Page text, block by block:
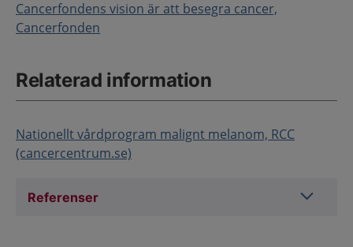
Cancerfondens vision är att besegra cancer,
Cancerfonden
Relaterad information
Nationellt vårdprogram malignt melanom, RCC
(cancercentrum.se)
Referenser